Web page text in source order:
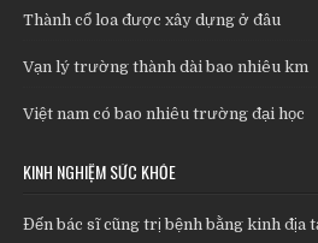
Thành cổ loa được xây dựng ở đâu
Vạn lý trường thành dài bao nhiêu km
Việt nam có bao nhiêu trường đại học
KINH NGHIỆM SỨC KHỎE
Đến bác sĩ cũng trị bệnh bằng kinh địa